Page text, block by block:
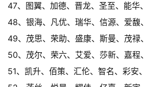
47、图翼、加德、晋龙、圣至、能华
48、银海、凡优、瑞华、信源、爱馥
49、茂思、荣助、盛康、斯曼、茂禄
50、茂尔、荣六、艾爱、莎新、嘉程
51、凯升、佰策、汇伦、智名、彩安